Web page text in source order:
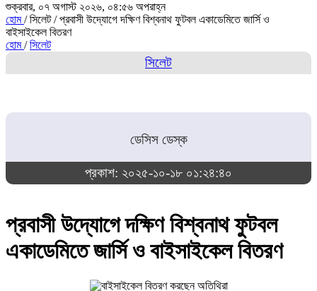
শুক্রবার, ০৭ অগাস্ট ২০২৬, ০৪:৫৬ অপরাহ্ন
হোম/ সিলেট /প্রবাসী উদ্যোগে দক্ষিণ বিশ্বনাথ ফুটবল একাডেমিতে জার্সি ও
বাইসাইকেল বিতরণ
হোম/সিলেট
সিলেট
ডেসিস ডেস্ক
প্রকাশ: ২০২৫-১০-১৮ ০১:২৪:৪০
প্রবাসী উদ্যোগে দক্ষিণ বিশ্বনাথ ফুটবল
একাডেমিতে জার্সি ও বাইসাইকেল বিতরণ